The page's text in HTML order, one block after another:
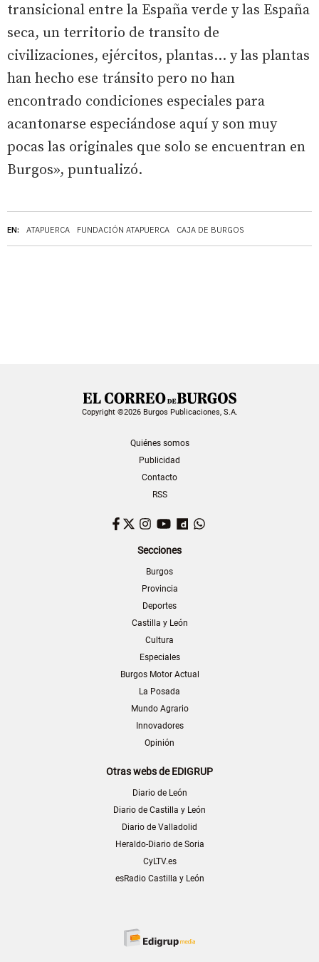
EN: ATAPUERCA FUNDACIÓN ATAPUERCA CAJA DE BURGOS
transicional entre la España verde y las España
seca, un territorio de transito de
civilizaciones, ejércitos, plantas... y las plantas
han hecho ese tránsito pero no han
encontrado condiciones especiales para
acantonarse especiándose aquí y son muy
pocas las originales que solo se encuentran en
Burgos», puntualizó.
Copyright ©2026 Burgos Publicaciones, S.A.
Quiénes somos
Publicidad
Contacto
RSS
Facebook
TwitterInstagram
YouTubeDailymotion
Secciones
Burgos
Provincia
Deportes
Castilla y León
Cultura
Especiales
Burgos Motor Actual
La Posada
Mundo Agrario
Innovadores
Opinión
Otras webs de EDIGRUP
Diario de León
Diario de Castilla y León
Diario de Valladolid
Heraldo-Diario de Soria
CyLTV.es
esRadio Castilla y León